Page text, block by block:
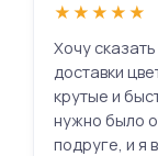
★★★★★
Хочу
доставки
крутые и
нужно было
подруге, и я